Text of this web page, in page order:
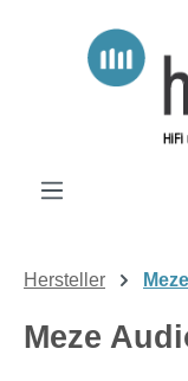
Zum Hauptinhalt
Hersteller
Meze